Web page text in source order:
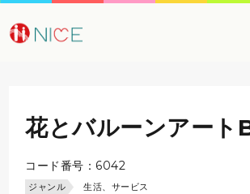
花とバルーンアー
コード番号：6042
ジャンル 生活、サービス